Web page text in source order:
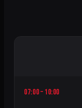
07:00 – 10:00